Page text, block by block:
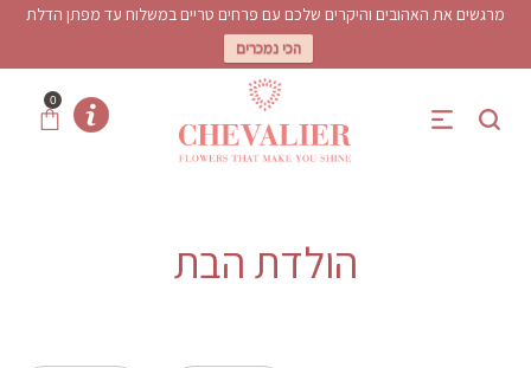
מרגשים את האהובים והיקרים שלכם עם פרחים טריים במשלוח עד מפתן הדלת
הכי נמכרים
0
הולדת הבת